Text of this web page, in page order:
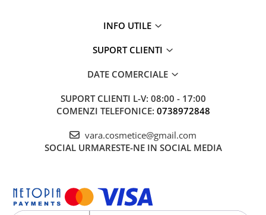
INFO UTILE
SUPORT CLIENTI
DATE COMERCIALE
SUPORT CLIENTI L-V: 08:00 - 17:00
COMENZI TELEFONICE: 0738972848
vara.cosmetice@gmail.com
SOCIAL URMARESTE-NE IN SOCIAL MEDIA